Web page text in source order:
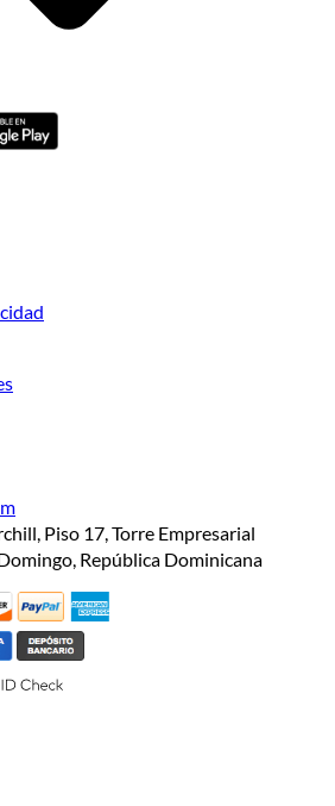
Piso 17, Torre Empresarial
República Dominicana